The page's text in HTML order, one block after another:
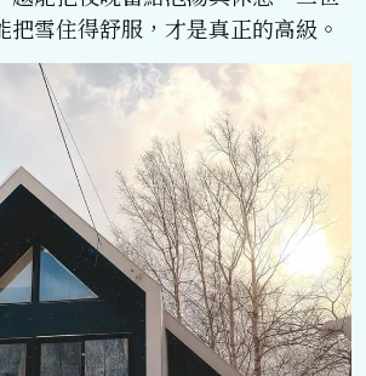
把雪住得舒服，才是真正的高級。